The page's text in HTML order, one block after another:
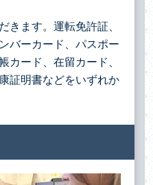
きます。運転免許証、
バーカード、パスポー
カード、在留カード、
証明書などをいずれか